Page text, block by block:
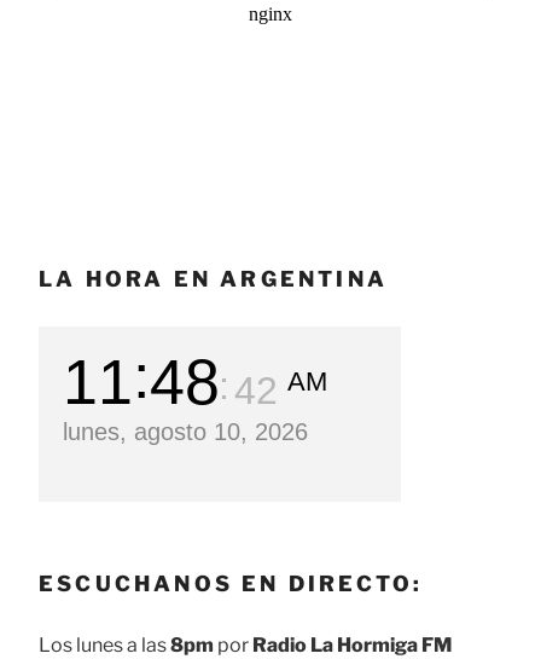
LA HORA EN ARGENTINA
11 48 43 AM
lunes, agosto 10, 2026
ESCUCHANOS EN DIRECTO:
Los lunes a las8pm por Radio La Hormiga FM